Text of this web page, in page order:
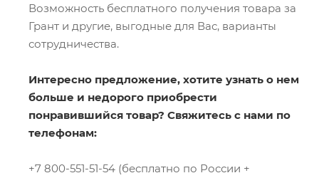
Возможность бесплатного получения товара за
Грант и другие, выгодные для Вас, варианты
сотрудничества.
Интересно предложение, хотите узнать о нем
больше и недорого приобрести
понравившийся товар? Свяжитесь с нами по
телефонам:
+7 800-551-51-54 (бесплатно по России +